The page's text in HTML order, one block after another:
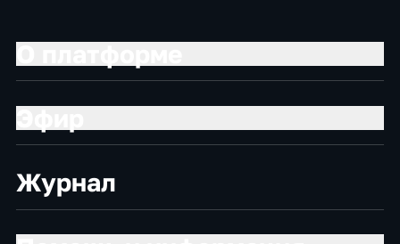
Журнал